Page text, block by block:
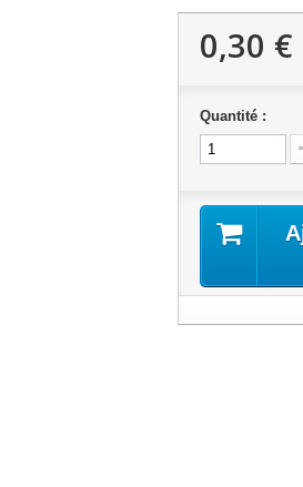
0,30 €
Quantité :